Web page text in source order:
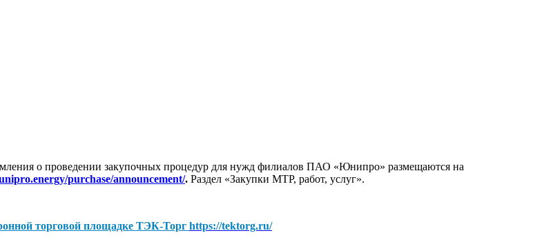
о проведении закупочных процедур для нужд филиалов ПАО «Юнипро» размещаются на
purchase/announcement/. Раздел «Закупки МТР, работ, услуг».
торговой площадке ТЭК-Торг https://tektorg.ru/